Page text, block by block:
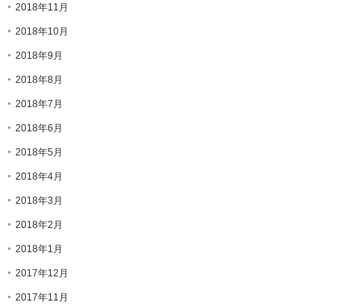
2018年11月
2018年10月
2018年9月
2018年8月
2018年7月
2018年6月
2018年5月
2018年4月
2018年3月
2018年2月
2018年1月
2017年12月
2017年11月